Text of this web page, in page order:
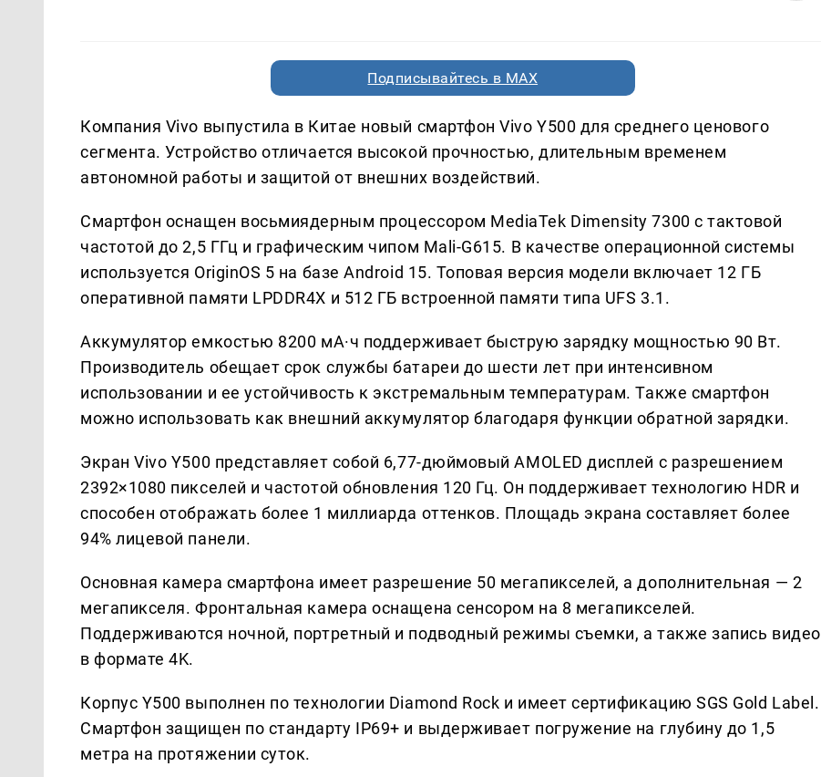
Подписывайтесь в MAX
Компания Vivo выпустила в Китае новый смартфон Vivo Y500 для среднего ценового
сегмента. Устройство отличается высокой прочностью, длительным временем
автономной работы и защитой от внешних воздействий.
Смартфон оснащен восьмиядерным процессором MediaTek Dimensity 7300 с тактовой
частотой до 2,5 ГГц и графическим чипом Mali-G615. В качестве операционной системы
используется OriginOS 5 на базе Android 15. Топовая версия модели включает 12 ГБ
оперативной памяти LPDDR4X и 512 ГБ встроенной памяти типа UFS 3.1.
Аккумулятор емкостью 8200 мА·ч поддерживает быструю зарядку мощностью 90 Вт.
Производитель обещает срок службы батареи до шести лет при интенсивном
использовании и ее устойчивость к экстремальным температурам. Также смартфон
можно использовать как внешний аккумулятор благодаря функции обратной зарядки.
Экран Vivo Y500 представляет собой 6,77-дюймовый AMOLED дисплей с разрешением
2392×1080 пикселей и частотой обновления 120 Гц. Он поддерживает технологию HDR и
способен отображать более 1 миллиарда оттенков. Площадь экрана составляет более
94% лицевой панели.
Основная камера смартфона имеет разрешение 50 мегапикселей, а дополнительная — 2
мегапикселя. Фронтальная камера оснащена сенсором на 8 мегапикселей.
Поддерживаются ночной, портретный и подводный режимы съемки, а также запись видео
в формате 4K.
Корпус Y500 выполнен по технологии Diamond Rock и имеет сертификацию SGS Gold Label.
Смартфон защищен по стандарту IP69+ и выдерживает погружение на глубину до 1,5
метра на протяжении суток.